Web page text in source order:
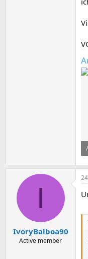
I
IvoryBalboa90
Active member